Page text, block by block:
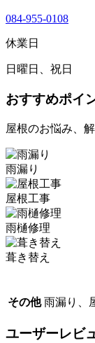
084-955-0108
休業日
日曜日、祝日
おすすめポイ
屋根のお悩み、
雨漏り
屋根工事
雨樋修理
葺き替え
その他 雨漏り、
ユーザーレビ